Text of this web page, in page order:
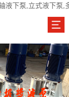
液下泵,立式液下